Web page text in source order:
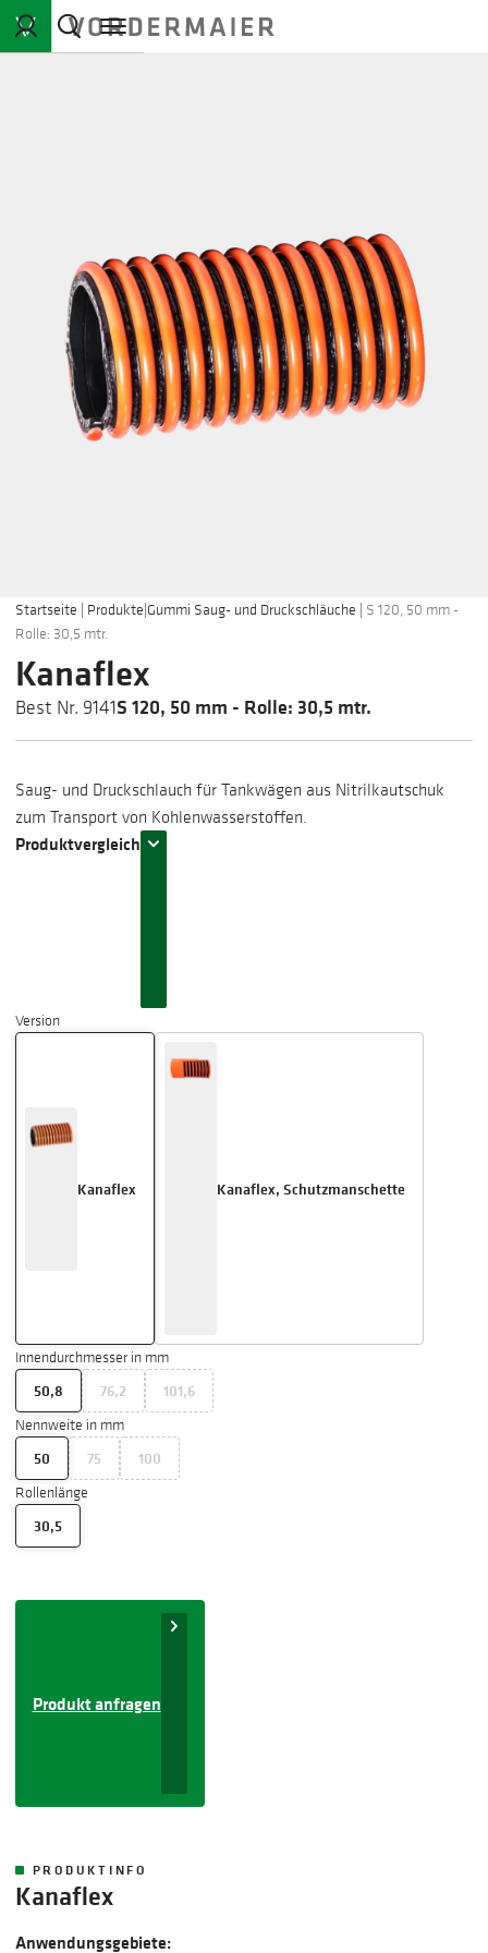
Startseite | Produkte|Gummi Saug- und Druckschläuche | S 120, 50 mm -
Rolle: 30,5 mtr.
Kanaflex
Best Nr. 9141S 120, 50 mm - Rolle: 30,5 mtr.
Saug- und Druckschlauch für Tankwägen aus Nitrilkautschuk
zum Transport von Kohlenwasserstoffen.
Produktvergleich
Version
Kanaflex Kanaflex, Schutzmanschette
Innendurchmesser in mm
50,8 76,2 101,6
Nennweite in mm
50 75 100
Rollenlänge
30,5
Produkt anfragen
PRODUKTINFO
Kanaflex
Anwendungsgebiete: